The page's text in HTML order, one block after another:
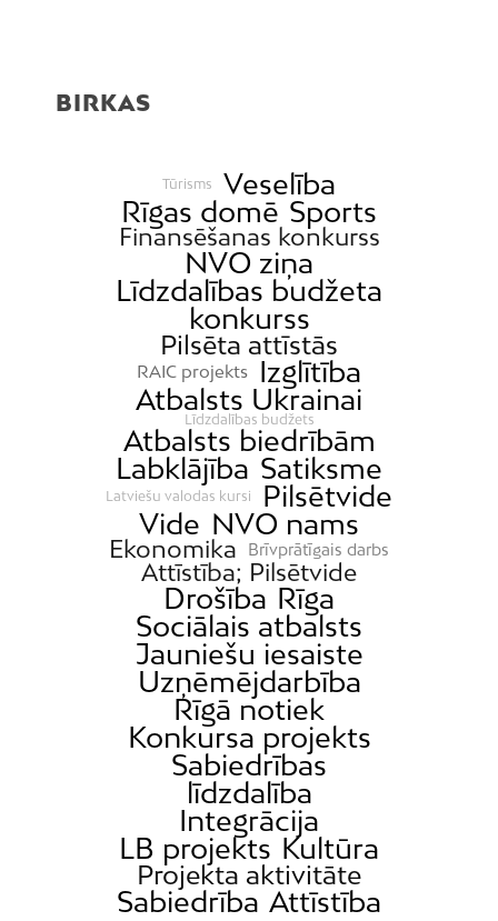
BIRKAS
Tūrisms
Veselība
Rīgas domē Sports
Finansēšanas konkurss
NVO ziņa
Līdzdalības budžeta
konkurss
Pilsēta attīstās
RAIC projekts
Izglītība
Atbalsts Ukrainai
Līdzdalības budžets
Atbalsts biedrībām
Labklājība Satiksme
Latviešu valodas kursi
Pilsētvide
Vide NVO nams
Ekonomika Brīvprātīgais darbs
Attīstība; Pilsētvide
Drošība Rīga
Sociālais atbalsts
Jauniešu iesaiste
Uzņēmējdarbība
Rīgā notiek
Konkursa projekts
Sabiedrības
līdzdalība
Integrācija
LB projekts Kultūra
Projekta aktivitāte
Sabiedrība Attīstība